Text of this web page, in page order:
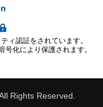
ィ認証をされています。
化により保護されます。
Rights Reserved.